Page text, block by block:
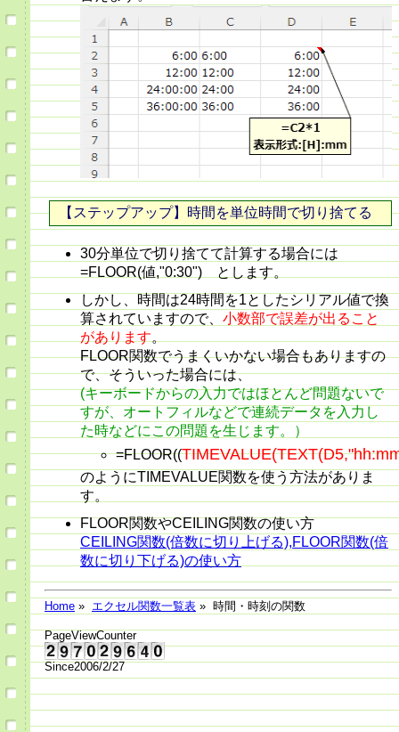
【ステップアップ】時間を単位時間で切り捨てる
30分単位で切り捨てて計算する場合には
=FLOOR(値,"0:30") とします。
しかし、時間は24時間を1としたシリアル値で換
算されていますので、 小数部で誤差が出ること
があります。
FLOOR関数でうまくいかない場合もありますの
で、そういった場合には、
(キーボードからの入力ではほとんど問題ないで
すが、オートフィルなどで連続データを入力し
た時などにこの問題を生じます。）
=FLOOR((
のようにTIMEVALUE関数を使う方法がありま
す。
FLOOR関数やCEILING関数の使い方
CEILING関数(倍数に切り上げる),FLOOR関数(倍
数に切り下げる)の使い方
Home » エクセル関数一覧表 » 時間・時刻の関数
PageViewCounter
Since2006/2/27